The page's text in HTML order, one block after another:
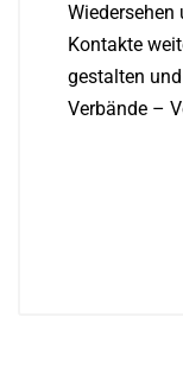
Wiedersehen
Kontakte
gestalten
Verbände –